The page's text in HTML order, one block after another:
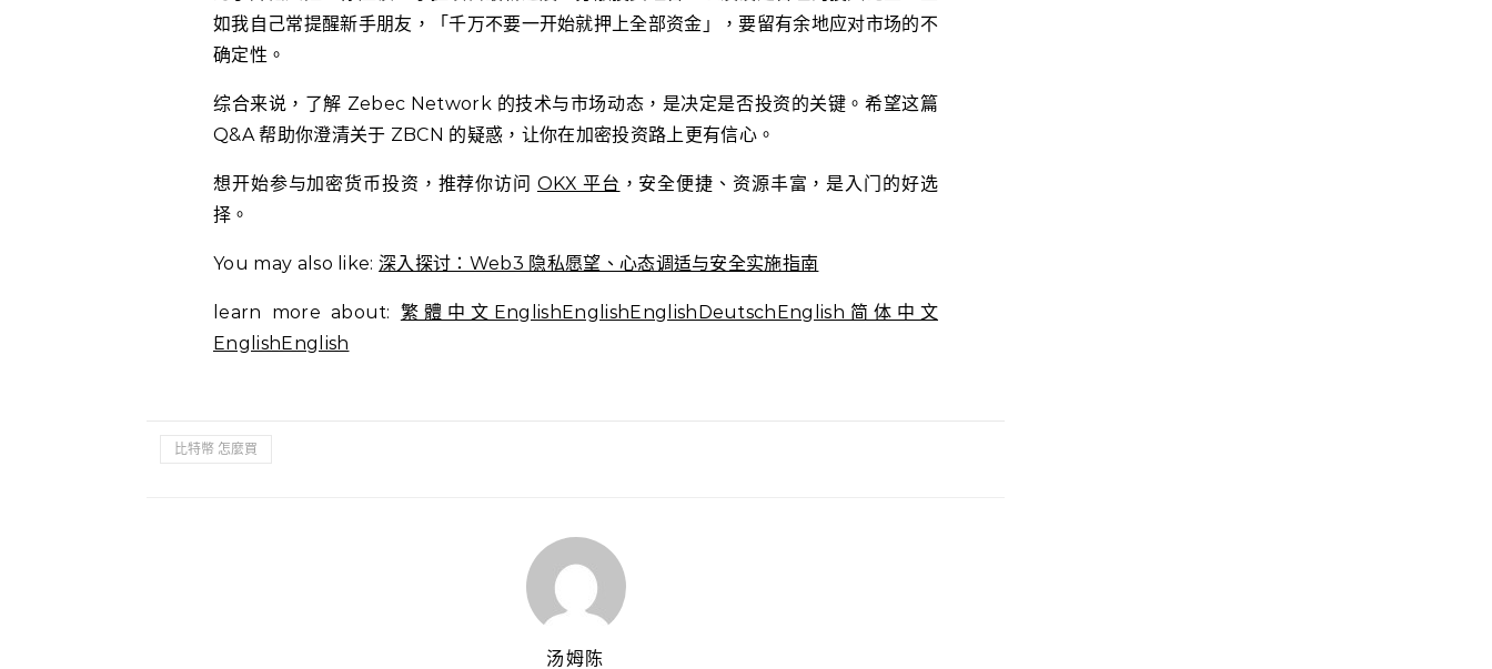
如我自己常提醒新手朋友，「千万不要一开始就押上全部资金」，要留有余地应对市场的不
确定性。
综合来说，了解 Zebec Network 的技术与市场动态，是决定是否投资的关键。希望这篇
Q&A 帮助你澄清关于 ZBCN 的疑惑，让你在加密投资路上更有信心。
想开始参与加密货币投资，推荐你访问 OKX 平台 ，安全便捷、资源丰富，是入门的好选
择。
You may also like:深入探讨：Web3 隐私愿望、心态调适与安全实施指南
learn more about: 繁體中文EnglishEnglishEnglishDeutschEnglish简体中文
EnglishEnglish
比特幣 怎麼買
汤姆陈